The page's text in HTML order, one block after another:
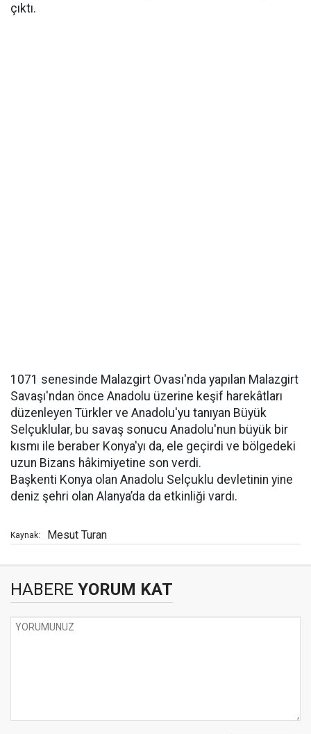
çıktı.
1071 senesinde Malazgirt Ovası'nda yapılan Malazgirt
Savaşı'ndan önce Anadolu üzerine keşif harekâtları
düzenleyen Türkler ve Anadolu'yu tanıyan Büyük
Selçuklular, bu savaş sonucu Anadolu'nun büyük bir
kısmı ile beraber Konya'yı da, ele geçirdi ve bölgedeki
uzun Bizans hâkimiyetine son verdi.
Başkenti Konya olan Anadolu Selçuklu devletinin yine
deniz şehri olan Alanya’da da etkinliği vardı.
Kaynak: Mesut Turan
HABERE YORUM KAT